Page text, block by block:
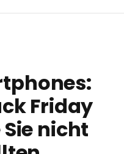
Friday
nicht